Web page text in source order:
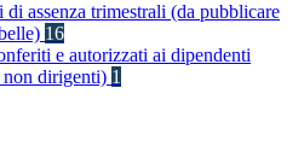
di assenza trimestrali (da pubblicare
16
e autorizzati ai dipendenti
dirigenti) 1